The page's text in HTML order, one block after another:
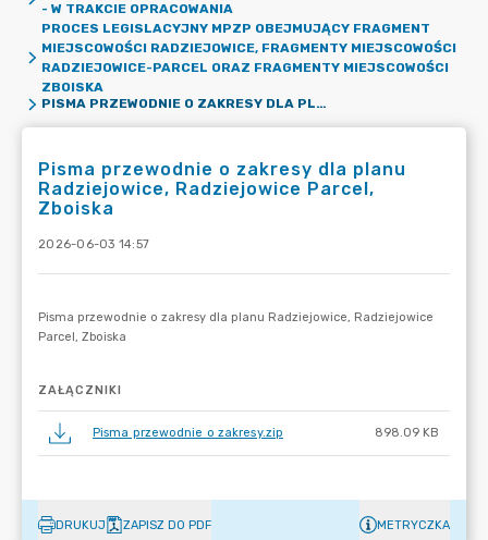
- W TRAKCIE OPRACOWANIA
PROCES LEGISLACYJNY MPZP OBEJMUJĄCY FRAGMENT
MIEJSCOWOŚCI RADZIEJOWICE, FRAGMENTY MIEJSCOWOŚCI
RADZIEJOWICE-PARCEL ORAZ FRAGMENTY MIEJSCOWOŚCI
ZBOISKA
PISMA PRZEWODNIE O ZAKRESY DLA PLANU RADZIEJOWICE, RADZIEJOWICE PARCEL, ZBOISKA
Pisma przewodnie o zakresy dla planu
Radziejowice, Radziejowice Parcel,
Zboiska
2026-06-03 14:57
ZAŁĄCZNIKI
Pisma przewodnie o zakresy.zip 898.09 KB
DRUKUJ ZAPISZ DO PDF METRYCZKA